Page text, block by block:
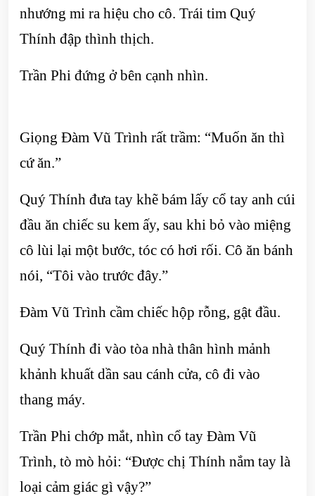
nhướng mi ra hiệu cho cô. Trái tim Quý
Thính đập thình thịch.
Trần Phi đứng ở bên cạnh nhìn.
Giọng Đàm Vũ Trình rất trầm: “Muốn ăn thì
cứ ăn.”
Quý Thính đưa tay khẽ bám lấy cổ tay anh cúi
đầu ăn chiếc su kem ấy, sau khi bỏ vào miệng
cô lùi lại một bước, tóc có hơi rối. Cô ăn bánh
nói, “Tôi vào trước đây.”
Đàm Vũ Trình cầm chiếc hộp rỗng, gật đầu.
Quý Thính đi vào tòa nhà thân hình mảnh
khảnh khuất dần sau cánh cửa, cô đi vào
thang máy.
Trần Phi chớp mắt, nhìn cổ tay Đàm Vũ
Trình, tò mò hỏi: “Được chị Thính nắm tay là
loại cảm giác gì vậy?”